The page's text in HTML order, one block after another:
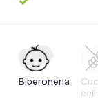
Biberoneria